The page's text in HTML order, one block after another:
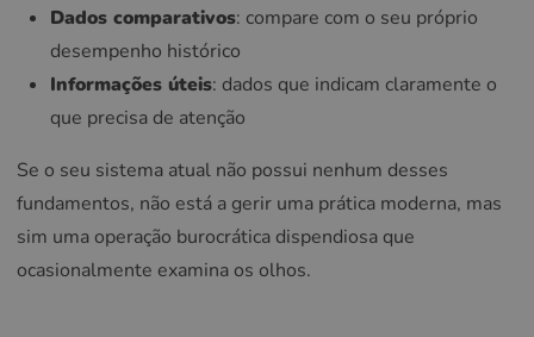
Dados comparativos: compare com o seu próprio
desempenho histórico
Informações úteis: dados que indicam claramente o
que precisa de atenção
Se o seu sistema atual não possui nenhum desses
fundamentos, não está a gerir uma prática moderna, mas
sim uma operação burocrática dispendiosa que
ocasionalmente examina os olhos.